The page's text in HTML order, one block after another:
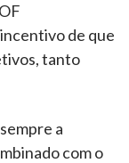
de que
tanto
a
com o